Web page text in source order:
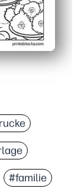
#familie